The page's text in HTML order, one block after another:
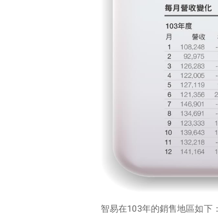
智易在103年的銷售地區如下